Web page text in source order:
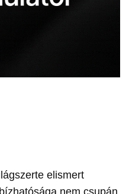
elismert
nem csupán